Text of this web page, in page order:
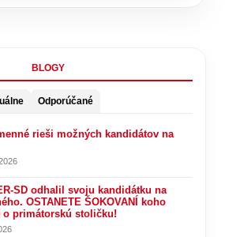
BLOGY
Odporúčané
rieši možných kandidátov na
SD odhalil svoju kandidátku na
OSTANETE ŠOKOVANÍ koho
o primátorskú stoličku!